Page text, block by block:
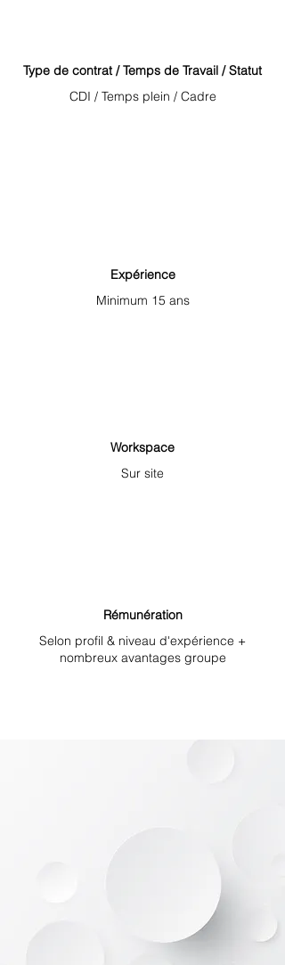
Type de contrat / Temps de Travail / Statut
CDI / Temps plein / Cadre
Expérience
Minimum 15 ans
Workspace
Sur site
Rémunération
Selon profil & niveau d'expérience +
nombreux avantages groupe